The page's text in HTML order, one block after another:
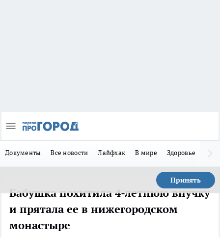
Документы Все новости Лайфхак В мире Здоровье
Принять
Бабушка похитила 4-летнюю внучку
и прятала ее в нижегородском
монастыре